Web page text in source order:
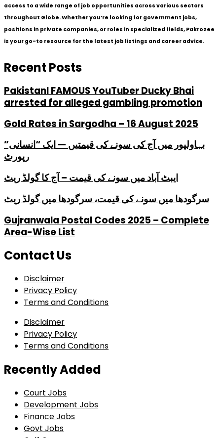
access to a wide range of job opportunities across various sectors
throughout Globe. Whether you’re looking for government jobs,
positions in private companies, or roles in specialized fields, Pakrozee
is your go-to resource for the latest job listings and career advice.
Recent Posts
PakistanI FAMOUS YouTuber Ducky Bhai
arrested for alleged gambling promotion
Gold Rates in Sargodha – 16 August 2025
بہاولپور میں آج کی سونے کی قیمتیں — ایک “انسانی”
رپورٹ
ایبٹ آباد میں سونے کی قیمت – آج کا گولڈ ریٹ
سرگودھا میں سونے کی قیمت، سرگودھا میں گولڈ ریٹ
Gujranwala Postal Codes 2025 – Complete
Area-Wise List
Contact Us
Disclaimer
Privacy Policy
Terms and Conditions
Disclaimer
Privacy Policy
Terms and Conditions
Recently Added
Court Jobs
Development Jobs
Finance Jobs
Govt Jobs